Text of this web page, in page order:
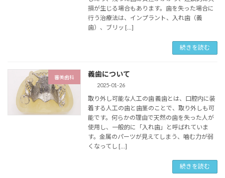
損が生じる場合もあります。歯を失った場合に
行う治療法は、インプラント、入れ歯（義
歯）、ブリッ […]
続きを読む
審美歯科 義歯について
2025-01-26
取り外し可能な人工の歯 義歯とは、口腔内に装
着する人工の歯と歯茎のことで、取り外しも可
能です。何らかの理由で天然の歯を失った人が
使用し、一般的に「入れ歯」と呼ばれていま
す。金属のパーツが見えてしまう、噛む力が弱
くなってし […]
続きを読む